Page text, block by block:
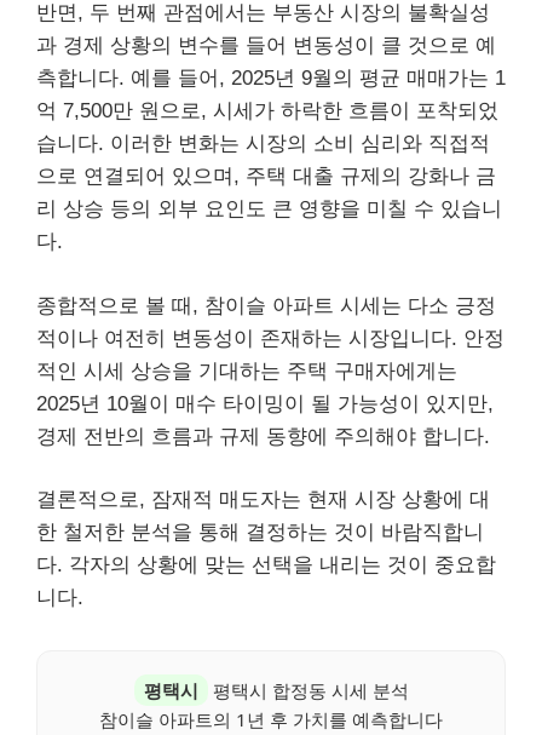
반면, 두 번째 관점에서는 부동산 시장의 불확실성
과 경제 상황의 변수를 들어 변동성이 클 것으로 예
측합니다. 예를 들어, 2025년 9월의 평균 매매가는 1
억 7,500만 원으로, 시세가 하락한 흐름이 포착되었
습니다. 이러한 변화는 시장의 소비 심리와 직접적
으로 연결되어 있으며, 주택 대출 규제의 강화나 금
리 상승 등의 외부 요인도 큰 영향을 미칠 수 있습니
다.
종합적으로 볼 때, 참이슬 아파트 시세는 다소 긍정
적이나 여전히 변동성이 존재하는 시장입니다. 안정
적인 시세 상승을 기대하는 주택 구매자에게는
2025년 10월이 매수 타이밍이 될 가능성이 있지만,
경제 전반의 흐름과 규제 동향에 주의해야 합니다.
결론적으로, 잠재적 매도자는 현재 시장 상황에 대
한 철저한 분석을 통해 결정하는 것이 바람직합니
다. 각자의 상황에 맞는 선택을 내리는 것이 중요합
니다.
평택시
평택시 합정동 시세 분석
참이슬 아파트의 1년 후 가치를 예측합니다